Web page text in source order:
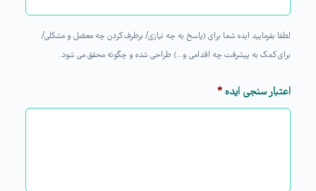
لطفا بفرمایید ایده شما برای (پاسخ به چه نیازی/ برطرف کردن چه معضل و مشکلی/
برای کمک به پیشرفت چه اقدامی و...) طراحی شده و چگونه محقق می شود.
اعتبار سنجی ایده*